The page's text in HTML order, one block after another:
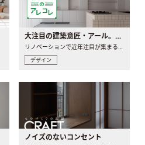
大注目の建築意匠・アール。人気の理由と空間に取り入れるポイント
リノベーションで近年注目が集まる建築意匠の一つであるアール..
デザイン
ノイズのないコンセント